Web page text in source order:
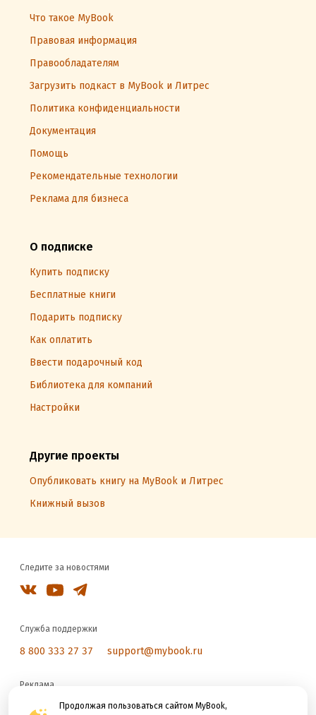
Продолжая пользоваться сайтом MyBook,
Что такое MyBook
Правовая информация
Правообладателям
Загрузить подкаст в MyBook и Литрес
Политика конфиденциальности
Документация
Помощь
Рекомендательные технологии
Реклама для бизнеса
О подписке
Купить подписку
Бесплатные книги
Подарить подписку
Как оплатить
Ввести подарочный код
Библиотека для компаний
Настройки
Другие проекты
Опубликовать книгу на MyBook и Литрес
Книжный вызов
Следите за новостями
Служба поддержки
8 800 333 27 37 support@mybook.ru
Реклама
reklama@litres.ru